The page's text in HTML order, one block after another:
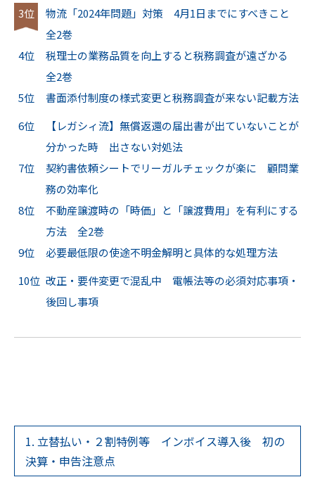
3位
物流「2024年問題」対策 4月1日までにすべきこと
全2巻
4位
税理士の業務品質を向上すると税務調査が遠ざかる
全2巻
5位
書面添付制度の様式変更と税務調査が来ない記載方法
6位
【レガシィ流】無償返還の届出書が出ていないことが
分かった時 出さない対処法
7位
契約書依頼シートでリーガルチェックが楽に 顧問業
務の効率化
8位
不動産譲渡時の「時価」と「譲渡費用」を有利にする
方法 全2巻
9位
必要最低限の使途不明金解明と具体的な処理方法
10位 改正・要件変更で混乱中 電帳法等の必須対応事項・
後回し事項
1. 立替払い・２割特例等 インボイス導入後 初の
決算・申告注意点